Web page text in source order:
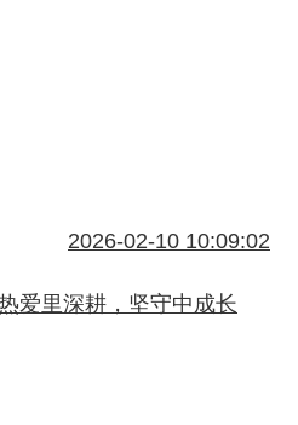
2026-02-10 10:09:02
爱里深耕，坚守中成长